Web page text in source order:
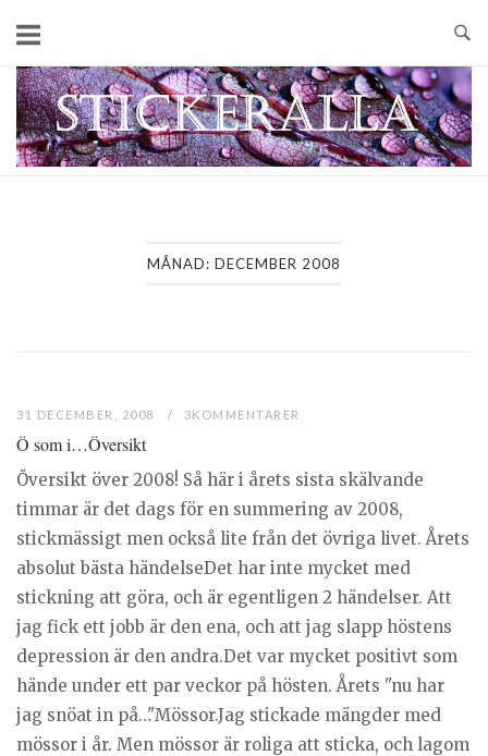
content
Home
MÅNAD: DECEMBER 2008
31 DECEMBER, 2008 3KOMMENTARER
Ö som i…Översikt
Översikt över 2008! Så här i årets sista skälvande
timmar är det dags för en summering av 2008,
stickmässigt men också lite från det övriga livet. Årets
absolut bästa händelseDet har inte mycket med
stickning att göra, och är egentligen 2 händelser. Att
jag fick ett jobb är den ena, och att jag slapp höstens
depression är den andra.Det var mycket positivt som
hände under ett par veckor på hösten. Årets "nu har
jag snöat in på…"Mössor.Jag stickade mängder med
mössor i år. Men mössor är roliga att sticka, och lagom